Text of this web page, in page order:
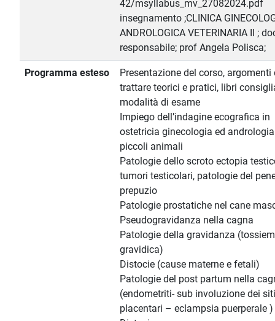
42/msyllabus_mv_27082024.pdf
insegnamento ;CLINICA
ANDROLOGICA VETERINARIA II ;
responsabile; prof Angela Polisca;
Programma esteso
Presentazione del corso, argomenti
trattare teorici e pratici, libri
modalità di esame
Impiego dell’indagine ecografica in
ostetricia ginecologia ed andrologia
piccoli animali
Patologie dello scroto ectopia
tumori testicolari, patologie del
prepuzio
Patologie prostatiche nel cane
Pseudogravidanza nella cagna
Patologie della gravidanza
gravidica)
Distocie (cause materne e fetali)
Patologie del post partum nella
(endometriti- sub involuzione dei siti
placentari – eclampsia puerperale )